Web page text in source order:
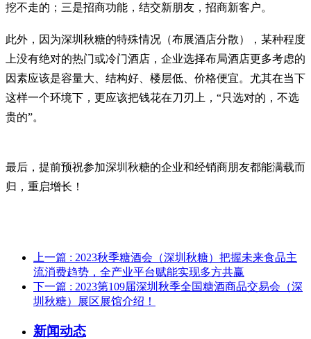
挖不走的；三是招商功能，结交新朋友，招商新客户。
此外，因为深圳秋糖的特殊情况（布展酒店分散），某种程度
上没有绝对的热门或冷门酒店，企业选择布局酒店更多考虑的
因素应该是容量大、结构好、楼层低、价格便宜。尤其在当下
这样一个环境下，更应该把钱花在刀刃上，“只选对的，不选
贵的”。
最后，提前预祝参加深圳秋糖的企业和经销商朋友都能满载而
归，重启增长！
上一篇 : 2023秋季糖酒会（深圳秋糖）把握未来食品主
流消费趋势，全产业平台赋能实现多方共赢
下一篇 : 2023第109届深圳秋季全国糖酒商品交易会（深
圳秋糖）展区展馆介绍！
新闻动态